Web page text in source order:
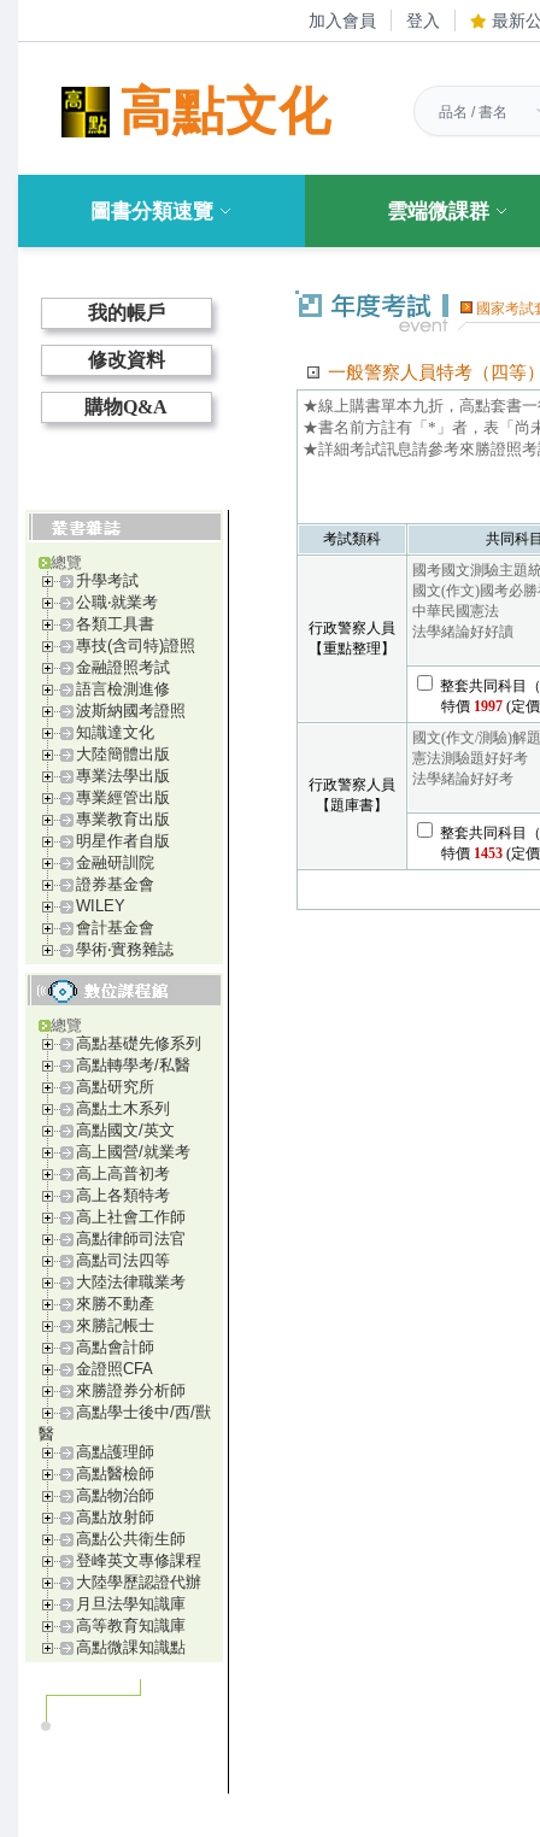
加入會員 登入 最新
高點文化
圖書分類速覽 雲端微課群
我的帳戶
修改資料
購物Q&A
總覽
升學考試
公職‧就業考
各類工具書
專技(含司特)證照
金融證照考試
語言檢測進修
波斯納國考證照
知識達文化
大陸簡體出版
專業法學出版
專業經管出版
專業教育出版
明星作者自版
金融研訓院
證券基金會
WILEY
會計基金會
學術‧實務雜誌
總覽
高點基礎先修系列
高點轉學考/私醫
高點研究所
高點土木系列
高點國文/英文
高上國營/就業考
高上高普初考
高上各類特考
高上社會工作師
高點律師司法官
高點司法四等
大陸法律職業考
來勝不動產
來勝記帳士
高點會計師
金證照CFA
來勝證券分析師
高點學士後中/西/獸
醫
高點護理師
高點醫檢師
高點物治師
高點放射師
高點公共衛生師
登峰英文專修課程
大陸學歷認證代辦
月旦法學知識庫
高等教育知識庫
高點微課知識點
國家考試
一般警察人員特考（四等
★線上購書單本九折，高點套書
★書名前方註有「*」者，表「尚
★詳細考試訊息請參考來勝證照
考試類科 共同科
行政警察人員
【重點整理】
國考國文測驗主題
國文(作文)國考必
中華民國憲法
法學緒論好好讀
整套共同科目
特價 1997 (定
行政警察人員
【題庫書】
國文(作文/測驗)解
憲法測驗題好好考
法學緒論好好考
整套共同科目
特價 1453 (定